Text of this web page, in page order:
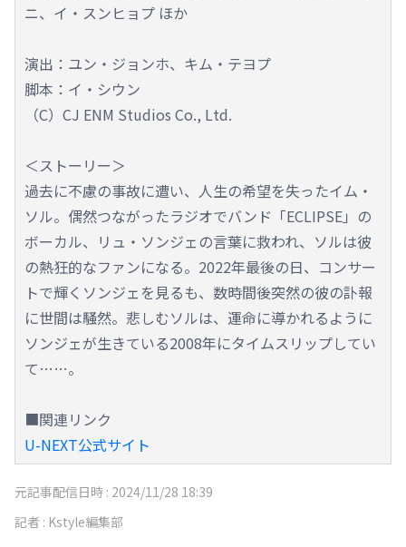
ニ、イ・スンヒョプ ほか
演出：ユン・ジョンホ、キム・テヨプ
脚本：イ・シウン
（C）CJ ENM Studios Co., Ltd.
＜ストーリー＞
過去に不慮の事故に遭い、人生の希望を失ったイム・
ソル。偶然つながったラジオでバンド「ECLIPSE」の
ボーカル、リュ・ソンジェの言葉に救われ、ソルは彼
の熱狂的なファンになる。2022年最後の日、コンサー
トで輝くソンジェを見るも、数時間後突然の彼の訃報
に世間は騒然。悲しむソルは、運命に導かれるように
ソンジェが生きている2008年にタイムスリップしてい
て……。
■関連リンク
U-NEXT公式サイト
元記事配信日時 : 2024/11/28 18:39
記者 : Kstyle編集部